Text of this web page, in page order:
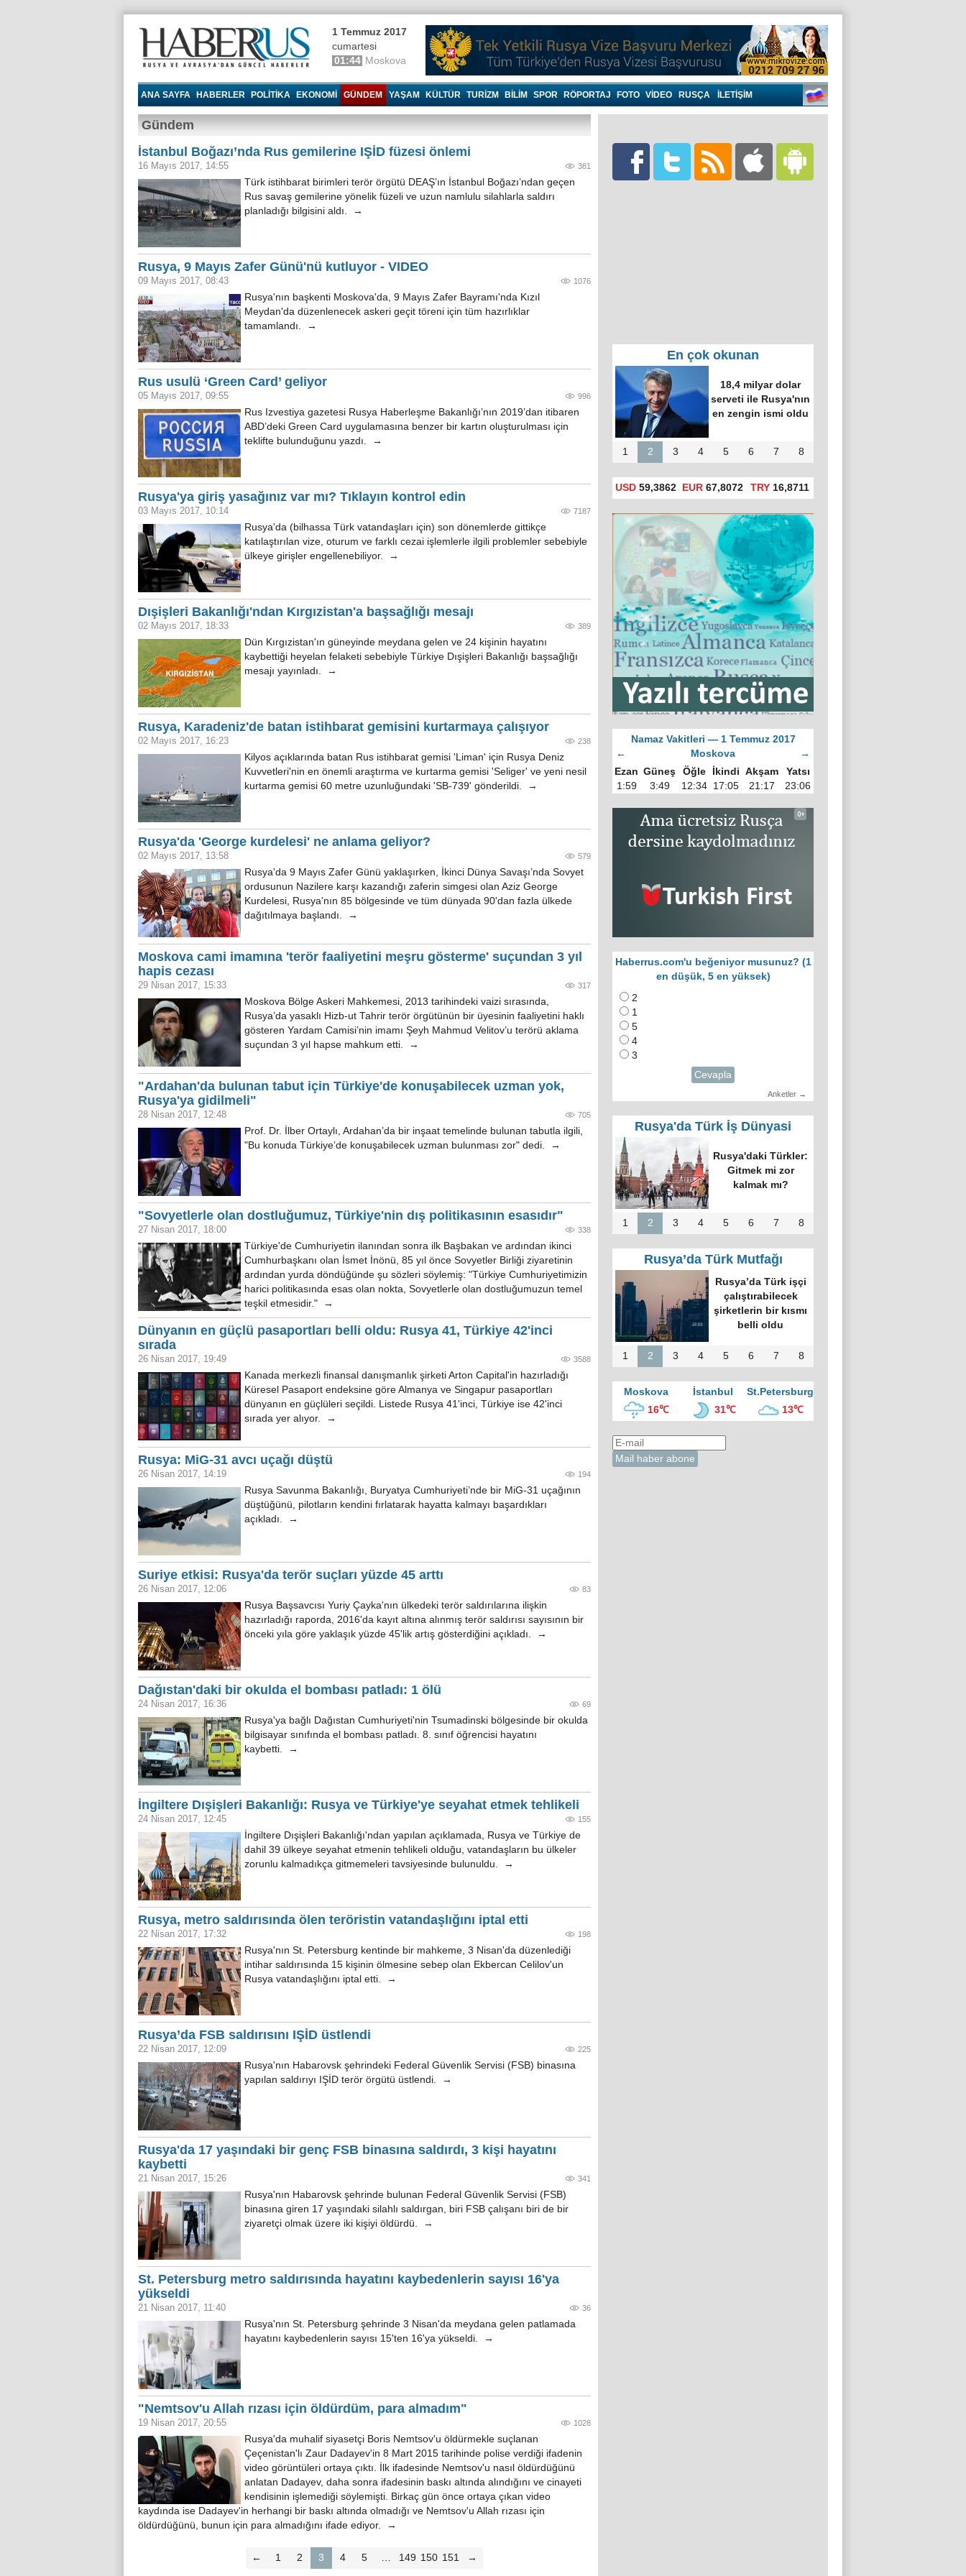
1 Temmuz 2017
cumartesi
01:44 Moskova
ANA SAYFA HABERLER POLITIKA EKONOMI GÜNDEM YAŞAM KÜLTÜR TURIZM BILIM SPOR RÖPORTAJ FOTO VIDEO RUSÇA İLETİŞİM
Gündem
İstanbul Boğazı’nda Rus gemilerine IŞİD füzesi önlemi
16 Mayıs 2017, 14:55 381
Türk istihbarat birimleri terör örgütü DEAŞ’ın İstanbul Boğazı’ndan geçen
Rus savaş gemilerine yönelik füzeli ve uzun namlulu silahlarla saldırı
planladığı bilgisini aldı. →
Rusya, 9 Mayıs Zafer Günü'nü kutluyor - VIDEO
09 Mayıs 2017, 08:43 1076
Rusya'nın başkenti Moskova'da, 9 Mayıs Zafer Bayramı'nda Kızıl
Meydan'da düzenlenecek askeri geçit töreni için tüm hazırlıklar
tamamlandı. →
Rus usulü ‘Green Card’ geliyor
05 Mayıs 2017, 09:55 996
Rus Izvestiya gazetesi Rusya Haberleşme Bakanlığı’nın 2019’dan itibaren
ABD’deki Green Card uygulamasına benzer bir kartın oluşturulması için
teklifte bulunduğunu yazdı. →
Rusya'ya giriş yasağınız var mı? Tıklayın kontrol edin
03 Mayıs 2017, 10:14 7187
Rusya'da (bilhassa Türk vatandaşları için) son dönemlerde gittikçe
katılaştırılan vize, oturum ve farklı cezai işlemlerle ilgili problemler sebebiyle
ülkeye girişler engellenebiliyor. →
Dışişleri Bakanlığı'ndan Kırgızistan'a başsağlığı mesajı
02 Mayıs 2017, 18:33 389
Dün Kırgızistan'ın güneyinde meydana gelen ve 24 kişinin hayatını
kaybettiği heyelan felaketi sebebiyle Türkiye Dışişleri Bakanlığı başsağlığı
mesajı yayınladı. →
Rusya, Karadeniz'de batan istihbarat gemisini kurtarmaya çalışıyor
02 Mayıs 2017, 16:23 238
Kilyos açıklarında batan Rus istihbarat gemisi 'Liman' için Rusya Deniz
Kuvvetleri'nin en önemli araştırma ve kurtarma gemisi 'Seliger' ve yeni nesil
kurtarma gemisi 60 metre uzunluğundaki 'SB-739' gönderildi. →
Rusya'da 'George kurdelesi' ne anlama geliyor?
02 Mayıs 2017, 13:58 579
Rusya'da 9 Mayıs Zafer Günü yaklaşırken, İkinci Dünya Savaşı’nda Sovyet
ordusunun Nazilere karşı kazandığı zaferin simgesi olan Aziz George
Kurdelesi, Rusya'nın 85 bölgesinde ve tüm dünyada 90'dan fazla ülkede
dağıtılmaya başlandı. →
Moskova cami imamına 'terör faaliyetini meşru gösterme' suçundan 3 yıl
hapis cezası
29 Nisan 2017, 15:33 317
Moskova Bölge Askeri Mahkemesi, 2013 tarihindeki vaizi sırasında,
Rusya’da yasaklı Hizb-ut Tahrir terör örgütünün bir üyesinin faaliyetini haklı
gösteren Yardam Camisi’nin imamı Şeyh Mahmud Velitov’u terörü aklama
suçundan 3 yıl hapse mahkum etti. →
"Ardahan'da bulunan tabut için Türkiye'de konuşabilecek uzman yok,
Rusya'ya gidilmeli"
28 Nisan 2017, 12:48 705
Prof. Dr. İlber Ortaylı, Ardahan’da bir inşaat temelinde bulunan tabutla ilgili,
"Bu konuda Türkiye’de konuşabilecek uzman bulunması zor" dedi. →
"Sovyetlerle olan dostluğumuz, Türkiye'nin dış politikasının esasıdır"
27 Nisan 2017, 18:00 338
Türkiye'de Cumhuriyetin ilanından sonra ilk Başbakan ve ardından ikinci
Cumhurbaşkanı olan İsmet İnönü, 85 yıl önce Sovyetler Birliği ziyaretinin
ardından yurda döndüğünde şu sözleri söylemiş: "Türkiye Cumhuriyetimizin
harici politikasında esas olan nokta, Sovyetlerle olan dostluğumuzun temel
teşkil etmesidir." →
Dünyanın en güçlü pasaportları belli oldu: Rusya 41, Türkiye 42'inci
sırada
26 Nisan 2017, 19:49 3588
Kanada merkezli finansal danışmanlık şirketi Arton Capital'in hazırladığı
Küresel Pasaport endeksine göre Almanya ve Singapur pasaportları
dünyanın en güçlüleri seçildi. Listede Rusya 41'inci, Türkiye ise 42'inci
sırada yer alıyor. →
Rusya: MiG-31 avcı uçağı düştü
26 Nisan 2017, 14:19 194
Rusya Savunma Bakanlığı, Buryatya Cumhuriyeti’nde bir MiG-31 uçağının
düştüğünü, pilotların kendini fırlatarak hayatta kalmayı başardıkları
açıkladı. →
Suriye etkisi: Rusya'da terör suçları yüzde 45 arttı
26 Nisan 2017, 12:06 83
Rusya Başsavcısı Yuriy Çayka'nın ülkedeki terör saldırılarına ilişkin
hazırladığı raporda, 2016'da kayıt altına alınmış terör saldırısı sayısının bir
önceki yıla göre yaklaşık yüzde 45'lik artış gösterdiğini açıkladı. →
Dağıstan'daki bir okulda el bombası patladı: 1 ölü
24 Nisan 2017, 16:36 69
Rusya'ya bağlı Dağıstan Cumhuriyeti'nin Tsumadinski bölgesinde bir okulda
bilgisayar sınıfında el bombası patladı. 8. sınıf öğrencisi hayatını
kaybetti. →
İngiltere Dışişleri Bakanlığı: Rusya ve Türkiye'ye seyahat etmek tehlikeli
24 Nisan 2017, 12:45 155
İngiltere Dışişleri Bakanlığı'ndan yapılan açıklamada, Rusya ve Türkiye de
dahil 39 ülkeye seyahat etmenin tehlikeli olduğu, vatandaşların bu ülkeler
zorunlu kalmadıkça gitmemeleri tavsiyesinde bulunuldu. →
Rusya, metro saldırısında ölen teröristin vatandaşlığını iptal etti
22 Nisan 2017, 17:32 198
Rusya'nın St. Petersburg kentinde bir mahkeme, 3 Nisan'da düzenlediği
intihar saldırısında 15 kişinin ölmesine sebep olan Ekbercan Celilov'un
Rusya vatandaşlığını iptal etti. →
Rusya’da FSB saldırısını IŞİD üstlendi
22 Nisan 2017, 12:09 225
Rusya'nın Habarovsk şehrindeki Federal Güvenlik Servisi (FSB) binasına
yapılan saldırıyı IŞİD terör örgütü üstlendi. →
Rusya'da 17 yaşındaki bir genç FSB binasına saldırdı, 3 kişi hayatını
kaybetti
21 Nisan 2017, 15:26 341
Rusya'nın Habarovsk şehrinde bulunan Federal Güvenlik Servisi (FSB)
binasına giren 17 yaşındaki silahlı saldırgan, biri FSB çalışanı biri de bir
ziyaretçi olmak üzere iki kişiyi öldürdü. →
St. Petersburg metro saldırısında hayatını kaybedenlerin sayısı 16'ya
yükseldi
21 Nisan 2017, 11:40 36
Rusya'nın St. Petersburg şehrinde 3 Nisan'da meydana gelen patlamada
hayatını kaybedenlerin sayısı 15'ten 16'ya yükseldi. →
"Nemtsov'u Allah rızası için öldürdüm, para almadım"
19 Nisan 2017, 20:55 1028
Rusya'da muhalif siyasetçi Boris Nemtsov'u öldürmekle suçlanan
Çeçenistan'lı Zaur Dadayev'in 8 Mart 2015 tarihinde polise verdiği ifadenin
video görüntüleri ortaya çıktı. İlk ifadesinde Nemtsov'u nasıl öldürdüğünü
anlatan Dadayev, daha sonra ifadesinin baskı altında alındığını ve cinayeti
kendisinin işlemediği söylemişti. Birkaç gün önce ortaya çıkan video
kaydında ise Dadayev'in herhangi bir baskı altında olmadığı ve Nemtsov'u Allah rızası için
öldürdüğünü, bunun için para almadığını ifade ediyor. →
← 1 2 3 4 5 … 149 150 151 →
En çok okunan
18,4 milyar dolar
serveti ile Rusya'nın
en zengin ismi oldu
1 2 3 4 5 6 7 8
USD 59,3862 EUR 67,8072 TRY 16,8711
Namaz Vakitleri — 1 Temmuz 2017
←
Moskova
→
Ezan Güneş Öğle İkindi Akşam
Yatsı
1:59
3:49 12:34 17:05 21:17 23:06
Haberrus.com'u beğeniyor musunuz? (1
en düşük, 5 en yüksek)
2
1
5
4
3
Cevapla
Anketler →
Rusya'da Türk İş Dünyasi
Rusya'daki Türkler:
Gitmek mi zor
kalmak mı?
1 2 3 4 5 6 7 8
Rusya’da Türk Mutfağı
Rusya’da Türk işçi
çalıştırabilecek
şirketlerin bir kısmı
belli oldu
1 2 3 4 5 6 7 8
Moskova İstanbul
St.Petersburg
16℃
31℃ 13℃